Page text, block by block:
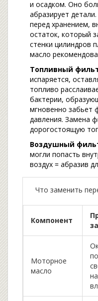
и осадком. Оно
абразирует
перед хранением,
остаток, который
стенки цилиндров
масло
Топливный
испаряется,
топливо
бактерии,
мгновенно забьет
давления. Замена
дорогостоящую
Воздушный
могли попасть
воздух = абразив
Что заменить
Компонент
Моторное
масло